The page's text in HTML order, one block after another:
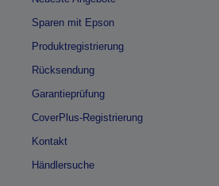
Sparen mit Epson
Produktregistrierung
Rücksendung
Garantieprüfung
CoverPlus-Registrierung
Kontakt
Händlersuche